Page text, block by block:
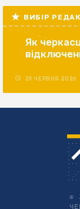
ВИБІР
Як
29 ЧЕРВНЯ 2026
©